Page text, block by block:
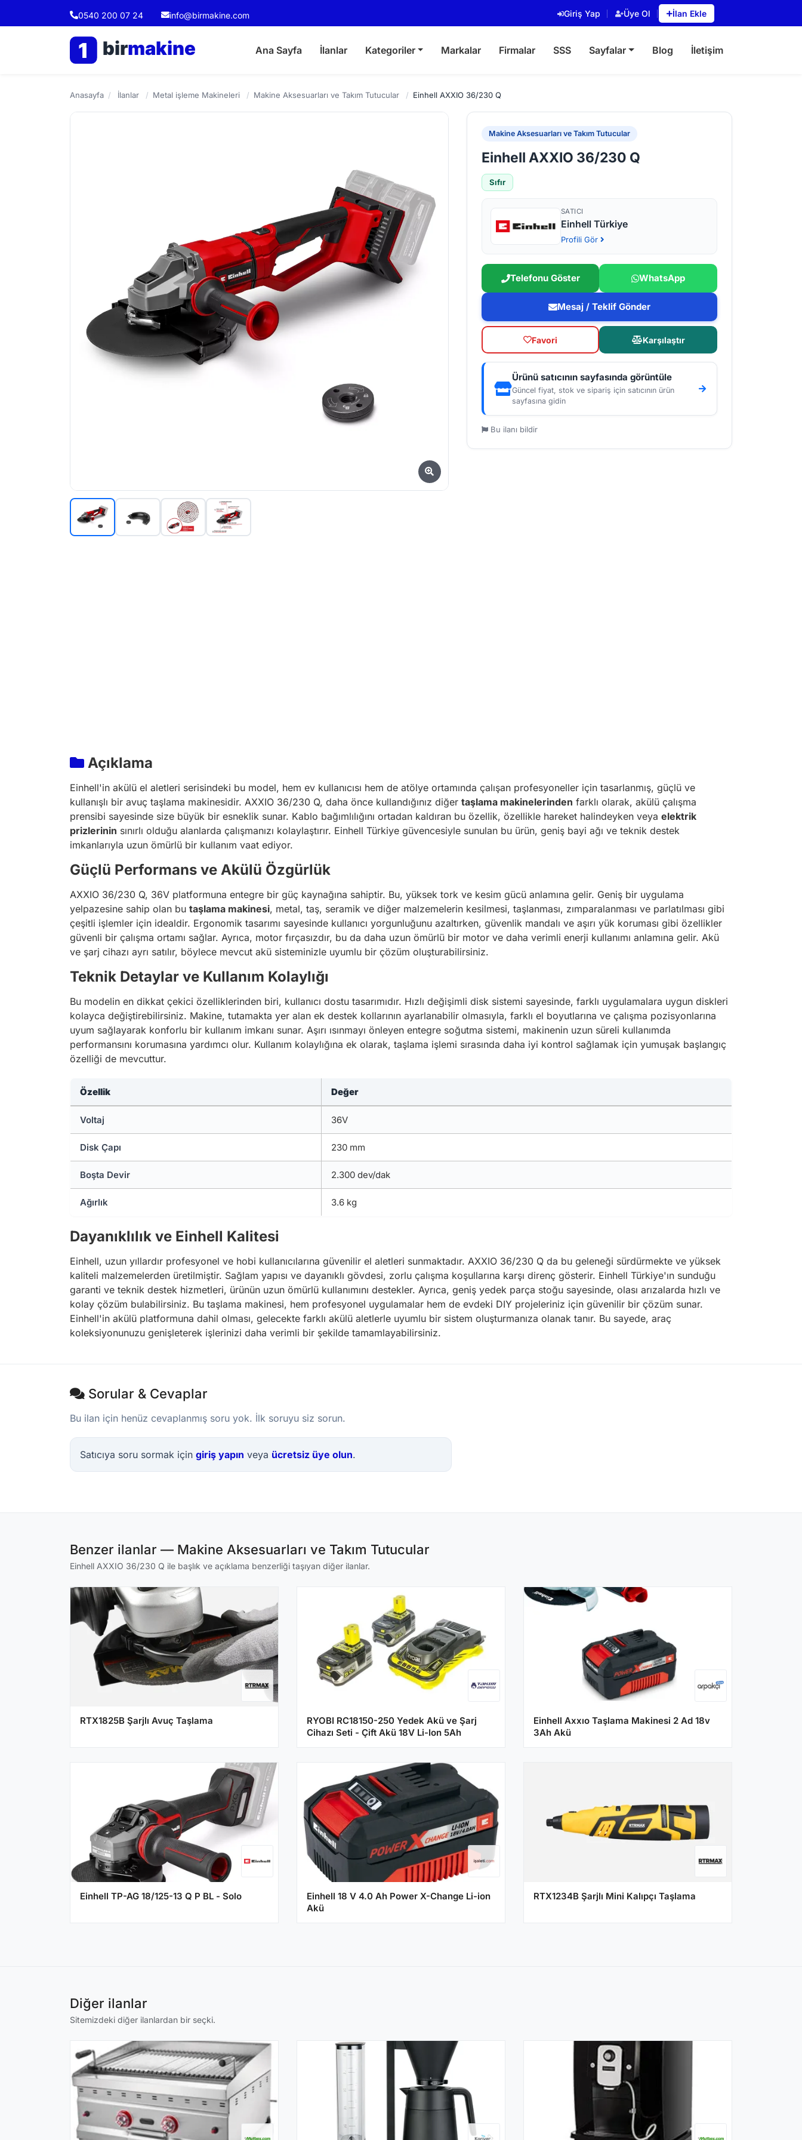
0540 200 07 24 info@birmakine.com Giriş Yap Üye Ol İlan Ekle
1 birmakine Ana Sayfa İlanlar Kategoriler Markalar Firmalar SSS Sayfalar Blog İletişim
Anasayfa / İlanlar / Metal işleme Makineleri / Makine Aksesuarları ve Takım Tutucular / Einhell AXXIO 36/230 Q
Makine Aksesuarları ve Takım Tutucular
Einhell AXXIO 36/230 Q
Sıfır
SATICI
Einhell Türkiye
Profili Gör
Telefonu Göster WhatsApp
Mesaj / Teklif Gönder
Favori Karşılaştır
Ürünü satıcının sayfasında görüntüle
Güncel fiyat, stok ve sipariş için satıcının ürün
sayfasına gidin
Bu ilanı bildir
Açıklama
Einhell'in akülü el aletleri serisindeki bu model, hem ev kullanıcısı hem de atölye ortamında çalışan profesyoneller için tasarlanmış, güçlü ve
kullanışlı bir avuç taşlama makinesidir. AXXIO 36/230 Q, daha önce kullandığınız diğer taşlama makinelerinden farklı olarak, akülü çalışma
prensibi sayesinde size büyük bir esneklik sunar. Kablo bağımlılığını ortadan kaldıran bu özellik, özellikle hareket halindeyken veya elektrik
prizlerinin sınırlı olduğu alanlarda çalışmanızı kolaylaştırır. Einhell Türkiye güvencesiyle sunulan bu ürün, geniş bayi ağı ve teknik destek
imkanlarıyla uzun ömürlü bir kullanım vaat ediyor.
Güçlü Performans ve Akülü Özgürlük
AXXIO 36/230 Q, 36V platformuna entegre bir güç kaynağına sahiptir. Bu, yüksek tork ve kesim gücü anlamına gelir. Geniş bir uygulama
yelpazesine sahip olan bu taşlama makinesi, metal, taş, seramik ve diğer malzemelerin kesilmesi, taşlanması, zımparalanması ve parlatılması gibi
çeşitli işlemler için idealdir. Ergonomik tasarımı sayesinde kullanıcı yorgunluğunu azaltırken, güvenlik mandalı ve aşırı yük koruması gibi özellikler
güvenli bir çalışma ortamı sağlar. Ayrıca, motor fırçasızdır, bu da daha uzun ömürlü bir motor ve daha verimli enerji kullanımı anlamına gelir. Akü
ve şarj cihazı ayrı satılır, böylece mevcut akü sisteminizle uyumlu bir çözüm oluşturabilirsiniz.
Teknik Detaylar ve Kullanım Kolaylığı
Bu modelin en dikkat çekici özelliklerinden biri, kullanıcı dostu tasarımıdır. Hızlı değişimli disk sistemi sayesinde, farklı uygulamalara uygun diskleri
kolayca değiştirebilirsiniz. Makine, tutamakta yer alan ek destek kollarının ayarlanabilir olmasıyla, farklı el boyutlarına ve çalışma pozisyonlarına
uyum sağlayarak konforlu bir kullanım imkanı sunar. Aşırı ısınmayı önleyen entegre soğutma sistemi, makinenin uzun süreli kullanımda
performansını korumasına yardımcı olur. Kullanım kolaylığına ek olarak, taşlama işlemi sırasında daha iyi kontrol sağlamak için yumuşak başlangıç
özelliği de mevcuttur.
Özellik Değer
Voltaj 36V
Disk Çapı 230 mm
Boşta Devir 2.300 dev/dak
Ağırlık 3.6 kg
Dayanıklılık ve Einhell Kalitesi
Einhell, uzun yıllardır profesyonel ve hobi kullanıcılarına güvenilir el aletleri sunmaktadır. AXXIO 36/230 Q da bu geleneği sürdürmekte ve yüksek
kaliteli malzemelerden üretilmiştir. Sağlam yapısı ve dayanıklı gövdesi, zorlu çalışma koşullarına karşı direnç gösterir. Einhell Türkiye'ın sunduğu
garanti ve teknik destek hizmetleri, ürünün uzun ömürlü kullanımını destekler. Ayrıca, geniş yedek parça stoğu sayesinde, olası arızalarda hızlı ve
kolay çözüm bulabilirsiniz. Bu taşlama makinesi, hem profesyonel uygulamalar hem de evdeki DIY projeleriniz için güvenilir bir çözüm sunar.
Einhell'in akülü platformuna dahil olması, gelecekte farklı akülü aletlerle uyumlu bir sistem oluşturmanıza olanak tanır. Bu sayede, araç
koleksiyonunuzu genişleterek işlerinizi daha verimli bir şekilde tamamlayabilirsiniz.
Sorular & Cevaplar
Bu ilan için henüz cevaplanmış soru yok. İlk soruyu siz sorun.
Satıcıya soru sormak için giriş yapın veya ücretsiz üye olun.
Benzer ilanlar — Makine Aksesuarları ve Takım Tutucular
Einhell AXXIO 36/230 Q ile başlık ve açıklama benzerliği taşıyan diğer ilanlar.
RTX1825B Şarjlı Avuç Taşlama
RYOBI RC18150-250 Yedek Akü ve Şarj
Cihazı Seti - Çift Akü 18V Li-Ion 5Ah
Einhell Axxıo Taşlama Makinesi 2 Ad 18v
3Ah Akü
Einhell TP-AG 18/125-13 Q P BL - Solo
Einhell 18 V 4.0 Ah Power X-Change Li-ion
Akü
RTX1234B Şarjlı Mini Kalıpçı Taşlama
Diğer ilanlar
Sitemizdeki diğer ilanlardan bir seçki.